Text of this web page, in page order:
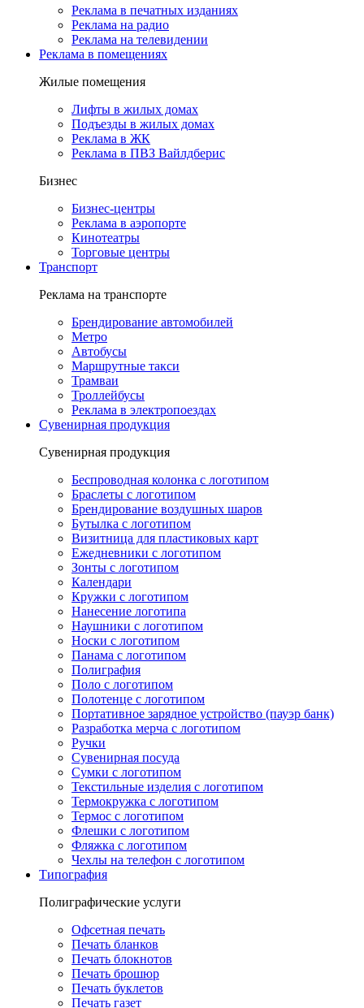
Реклама в печатных изданиях
Реклама на радио
Реклама на телевидении
Реклама в помещениях
Жилые помещения
Лифты в жилых домах
Подъезды в жилых домах
Реклама в ЖК
Реклама в ПВЗ Вайлдберис
Бизнес
Бизнес-центры
Реклама в аэропорте
Кинотеатры
Торговые центры
Транспорт
Реклама на транспорте
Брендирование автомобилей
Метро
Автобусы
Маршрутные такси
Трамваи
Троллейбусы
Реклама в электропоездах
Сувенирная продукция
Сувенирная продукция
Беспроводная колонка с логотипом
Браслеты с логотипом
Брендирование воздушных шаров
Бутылка с логотипом
Визитница для пластиковых карт
Ежедневники с логотипом
Зонты с логотипом
Календари
Кружки с логотипом
Нанесение логотипа
Наушники с логотипом
Носки с логотипом
Панама с логотипом
Полиграфия
Поло с логотипом
Полотенце с логотипом
Портативное зарядное устройство (пауэр банк)
Разработка мерча с логотипом
Ручки
Сувенирная посуда
Сумки с логотипом
Текстильные изделия с логотипом
Термокружка с логотипом
Термос с логотипом
Флешки с логотипом
Фляжка с логотипом
Чехлы на телефон с логотипом
Типография
Полиграфические услуги
Офсетная печать
Печать бланков
Печать блокнотов
Печать брошюр
Печать буклетов
Печать газет